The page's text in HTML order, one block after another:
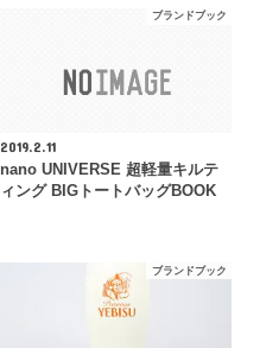
ブランドブック
2019.2.11
nano UNIVERSE 超軽量キルテ
ィング BIGトートバッグBOOK
ブランドブック